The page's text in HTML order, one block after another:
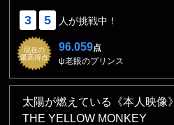
3 5 人が挑戦中！
現在の
最高得点
96.059点
ψ老眼のプリンス
太陽が燃えている《本人映像》
THE YELLOW MONKEY